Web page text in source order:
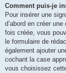
Comment puis-je
Pour insérer une
d’abord en créer
fois créée, vous
le formulaire de
également ajouter
cochant la case
vous choisissez